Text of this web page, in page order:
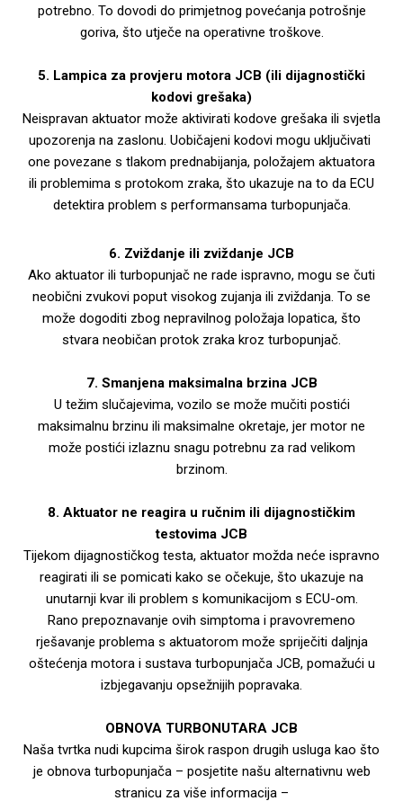
potrebno. To dovodi do primjetnog povećanja potrošnje
goriva, što utječe na operativne troškove.
5. Lampica za provjeru motora JCB (ili dijagnostički
kodovi grešaka)
Neispravan aktuator može aktivirati kodove grešaka ili svjetla
upozorenja na zaslonu. Uobičajeni kodovi mogu uključivati ​​
one povezane s tlakom prednabijanja, položajem aktuatora
ili problemima s protokom zraka, što ukazuje na to da ECU
detektira problem s performansama turbopunjača.
6. Zviždanje ili zviždanje JCB
Ako aktuator ili turbopunjač ne rade ispravno, mogu se čuti
neobični zvukovi poput visokog zujanja ili zviždanja. To se
može dogoditi zbog nepravilnog položaja lopatica, što
stvara neobičan protok zraka kroz turbopunjač.
7. Smanjena maksimalna brzina JCB
U težim slučajevima, vozilo se može mučiti postići
maksimalnu brzinu ili maksimalne okretaje, jer motor ne
može postići izlaznu snagu potrebnu za rad velikom
brzinom.
8. Aktuator ne reagira u ručnim ili dijagnostičkim
testovima JCB
Tijekom dijagnostičkog testa, aktuator možda neće ispravno
reagirati ili se pomicati kako se očekuje, što ukazuje na
unutarnji kvar ili problem s komunikacijom s ECU-om.
Rano prepoznavanje ovih simptoma i pravovremeno
rješavanje problema s aktuatorom može spriječiti daljnja
oštećenja motora i sustava turbopunjača JCB, pomažući u
izbjegavanju opsežnijih popravaka.
OBNOVA TURBONUTARA JCB
Naša tvrtka nudi kupcima širok raspon drugih usluga kao što
je obnova turbopunjača – posjetite našu alternativnu web
stranicu za više informacija –